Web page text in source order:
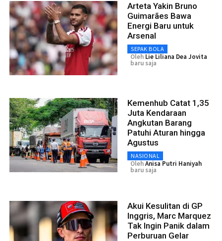
Arteta Yakin Bruno
Guimarães Bawa
Energi Baru untuk
Arsenal
SEPAK BOLA
Oleh Lie Liliana Dea Jovita
baru saja
Kemenhub Catat 1,35
Juta Kendaraan
Angkutan Barang
Patuhi Aturan hingga
Agustus
NASIONAL
OlehAnisa Putri Haniyah
baru saja
Akui Kesulitan di GP
Inggris, Marc Marquez
Tak Ingin Panik dalam
Perburuan Gelar